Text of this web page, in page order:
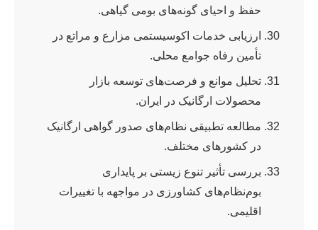
حفظ و احیای گونه‌های بومی گیاهی.
ارزیابی خدمات اکوسیستمی مزارع و مراتع در
تأمین رفاه جوامع محلی.
تحلیل موانع و فرصت‌های توسعه بازار
محصولات ارگانیک در ایران.
مطالعه تطبیقی نظام‌های صدور گواهی ارگانیک
در کشورهای مختلف.
بررسی تأثیر تنوع زیستی بر پایداری
بوم‌نظام‌های کشاورزی در مواجهه با تغییرات
اقلیمی.